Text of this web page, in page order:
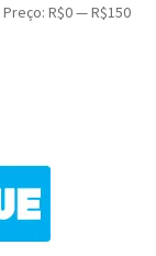
Preço:R$0—R$150